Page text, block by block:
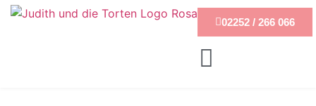
02252 / 266 066